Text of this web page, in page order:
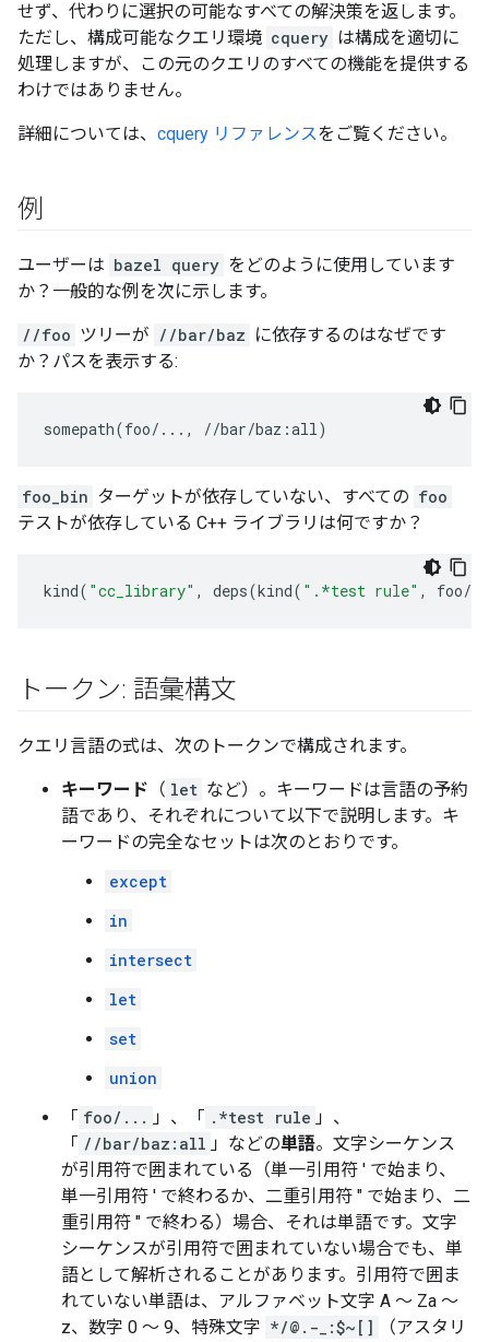
せず、代わりに選択の可能なすべての解決策を返します。
ただし、構成可能なクエリ環境 cquery は構成を適切に
処理しますが、この元のクエリのすべての機能を提供する
わけではありません。
詳細については、 cquery リファレンスをご覧ください。
例
ユーザーは bazel query をどのように使用しています
か？一般的な例を次に示します。
//foo ツリーが //bar/baz に依存するのはなぜです
か？パスを表示する:
foo_bin ターゲットが依存していない、すべての foo
テストが依存している C++ ライブラリは何ですか？
kind( "cc_library" , deps(kind( ".*test rule" , foo/
トークン: 語彙構文
クエリ言語の式は、次のトークンで構成されます。
キーワード （ let など）。キーワードは言語の予約
語であり、それぞれについて以下で説明します。キ
ーワードの完全なセットは次のとおりです。
except
in
intersect
let
set
union
「 foo/... 」、「 .*test rule 」、
「 //bar/baz:all 」などの単語。文字シーケンス
が引用符で囲まれている（単一引用符 ' で始まり、
単一引用符 ' で終わるか、二重引用符 " で始まり、二
重引用符 " で終わる）場合、それは単語です。文字
シーケンスが引用符で囲まれていない場合でも、単
語として解析されることがあります。引用符で囲ま
れていない単語は、アルファベット文字 A ～ Za ～
z、数字 0 ～ 9、特殊文字 */@.-_:$~[]
（アスタリ